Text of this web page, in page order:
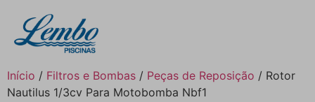
Início / Filtros e Bombas / Peças de Reposição / Rotor
Nautilus 1/3cv Para Motobomba Nbf1